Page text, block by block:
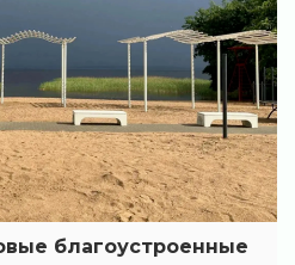
благоустроенные